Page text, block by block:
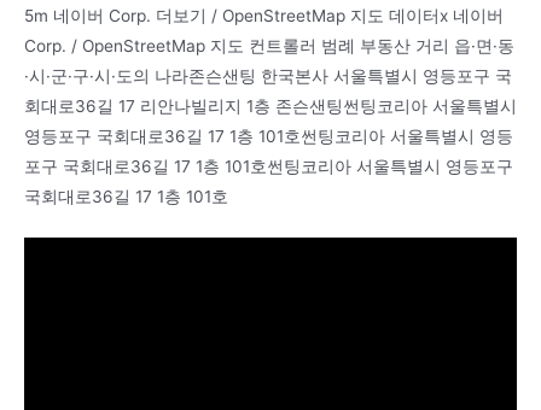
5m 네이버 Corp. 더보기 / OpenStreetMap 지도 데이터x 네이버
Corp. / OpenStreetMap 지도 컨트롤러 범례 부동산 거리 읍·면·동
·시·군·구·시·도의 나라존슨샌팅 한국본사 서울특별시 영등포구 국
회대로36길 17 리안나빌리지 1층 존슨샌팅썬팅코리아 서울특별시
영등포구 국회대로36길 17 1층 101호썬팅코리아 서울특별시 영등
포구 국회대로36길 17 1층 101호썬팅코리아 서울특별시 영등포구
국회대로36길 17 1층 101호